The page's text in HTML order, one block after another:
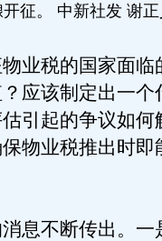
征。 中新社发 谢
税的国家面临
应该制定出一个
引起的争议如何
物业税推出时即
不断传出。一